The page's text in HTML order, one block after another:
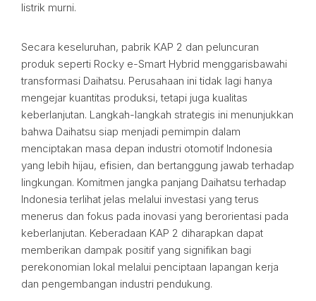
listrik murni.
Secara keseluruhan, pabrik KAP 2 dan peluncuran
produk seperti Rocky e-Smart Hybrid menggarisbawahi
transformasi Daihatsu. Perusahaan ini tidak lagi hanya
mengejar kuantitas produksi, tetapi juga kualitas
keberlanjutan. Langkah-langkah strategis ini menunjukkan
bahwa Daihatsu siap menjadi pemimpin dalam
menciptakan masa depan industri otomotif Indonesia
yang lebih hijau, efisien, dan bertanggung jawab terhadap
lingkungan. Komitmen jangka panjang Daihatsu terhadap
Indonesia terlihat jelas melalui investasi yang terus
menerus dan fokus pada inovasi yang berorientasi pada
keberlanjutan. Keberadaan KAP 2 diharapkan dapat
memberikan dampak positif yang signifikan bagi
perekonomian lokal melalui penciptaan lapangan kerja
dan pengembangan industri pendukung.